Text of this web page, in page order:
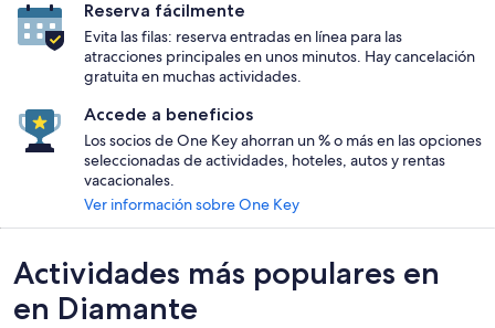
Reserva fácilmente
Evita las filas: reserva entradas en línea para las
atracciones principales en unos minutos. Hay cancelación
gratuita en muchas actividades.
Accede a beneficios
Los socios de One Key ahorran un % o más en las opciones
seleccionadas de actividades, hoteles, autos y rentas
vacacionales.
Ver información sobre One Key
Actividades más populares en
en Diamante